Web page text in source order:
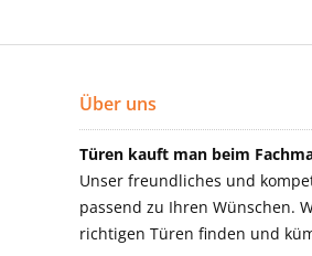
Über uns
Türen kauft man beim
Unser freundliches und
passend zu Ihren Wünschen.
richtigen Türen finden und